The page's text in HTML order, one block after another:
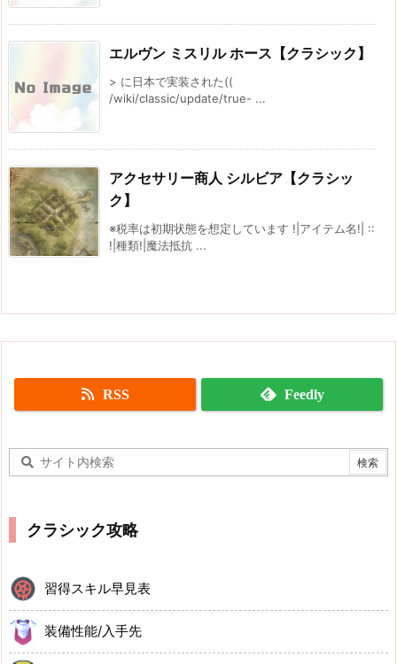
エルヴン ミスリル ホース【クラシック】
> に日本で実装された((
/wiki/classic/update/true- ...
アクセサリー商人 シルビア【クラシッ
ク】
※税率は初期状態を想定しています !|アイテム名!| ::
!|種類!|魔法抵抗 ...
RSS Feedly
クラシック攻略
習得スキル早見表
装備性能/入手先